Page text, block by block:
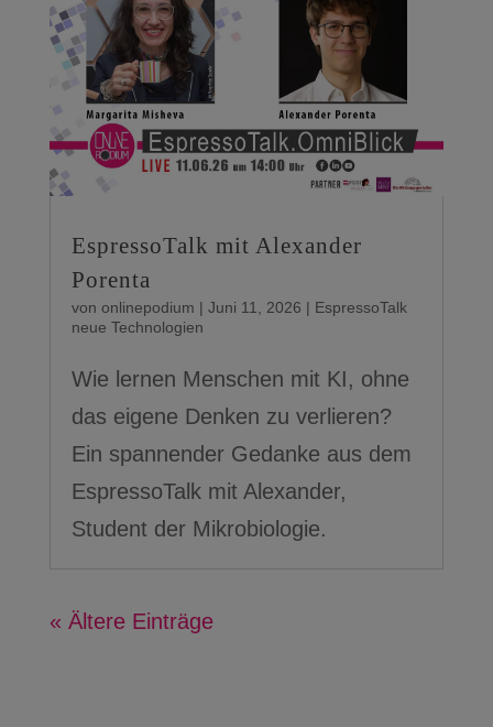
EspressoTalk mit Alexander
Porenta
von onlinepodium | Juni 11, 2026 | EspressoTalk
neue Technologien
Wie lernen Menschen mit KI, ohne
das eigene Denken zu verlieren?
Ein spannender Gedanke aus dem
EspressoTalk mit Alexander,
Student der Mikrobiologie.
« Ältere Einträge